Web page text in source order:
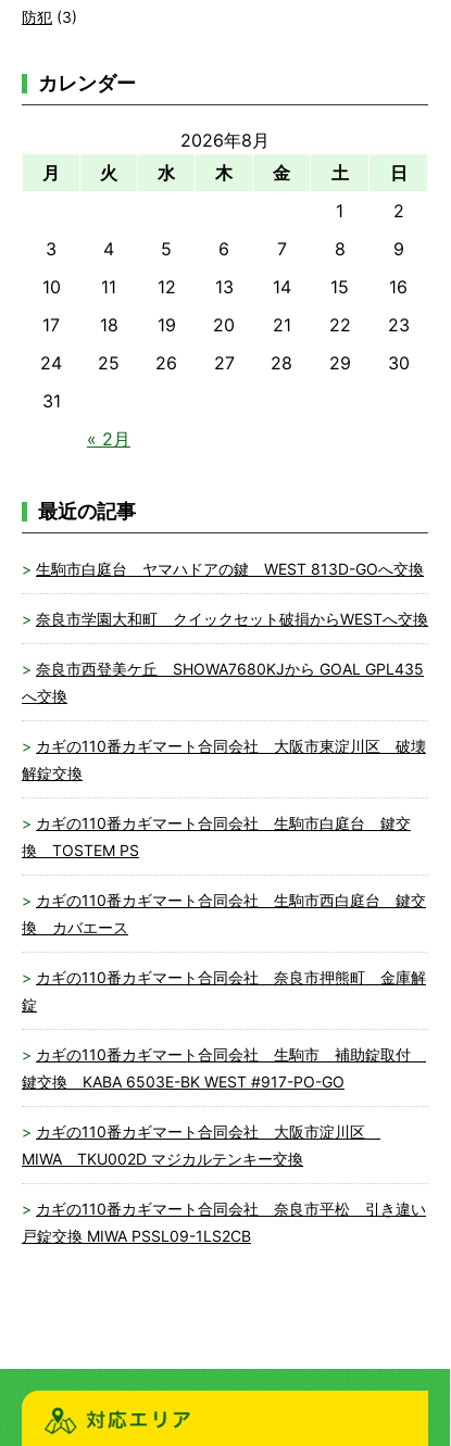
防犯 (3)
カレンダー
2026年8月
月
火 水 木 金 土 日
« 2月
1
2
3
4 5 6 7 8
9
10
11 12 13 14 15
16
17
18 19 20 21 22
23
24
25 26 27 28 29
30
31
最近の記事
生駒市白庭台 ヤマハドアの鍵 WEST 813D-GOへ交換
奈良市学園大和町 クイックセット破損からWESTへ交換
奈良市西登美ケ丘 SHOWA7680KJから GOAL GPL435
へ交換
カギの110番カギマート合同会社 大阪市東淀川区 破壊
解錠交換
カギの110番カギマート合同会社 生駒市白庭台 鍵交
換 TOSTEM PS
カギの110番カギマート合同会社 生駒市西白庭台 鍵交
換 カバエース
カギの110番カギマート合同会社 奈良市押熊町 金庫解
錠
カギの110番カギマート合同会社 生駒市 補助錠取付
鍵交換 KABA 6503E-BK WEST #917-PO-GO
カギの110番カギマート合同会社 大阪市淀川区
MIWA TKU002D マジカルテンキー交換
カギの110番カギマート合同会社 奈良市平松 引き違い
戸錠交換 MIWA PSSL09-1LS2CB